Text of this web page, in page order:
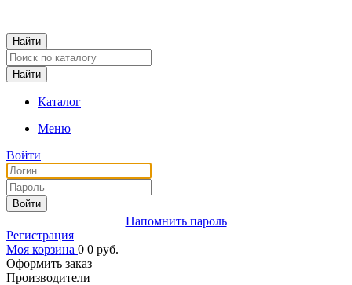
Каталог
Меню
Войти
Войти
Напомнить пароль
Регистрация
Моя корзина 0 0 руб.
Оформить заказ
Производители